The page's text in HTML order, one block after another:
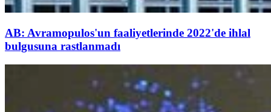
AB: Avramopulos'un faaliyetlerinde 2022'de ihlal
bulgusuna rastlanmadı